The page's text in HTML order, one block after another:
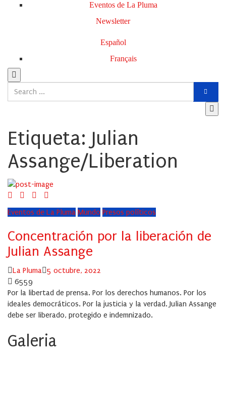
Eventos de La Pluma
Newsletter
Español
Français
Etiqueta: Julian
Assange/Liberation
Eventos de La Pluma Mundo Presos políticos
Concentración por la liberación de
Julian Assange
Author
La Pluma Posted
5 octubre, 2022
6559
Por la libertad de prensa. Por los derechos humanos. Por los
ideales democráticos. Por la justicia y la verdad. Julian Assange
debe ser liberado, protegido e indemnizado.
Galeria